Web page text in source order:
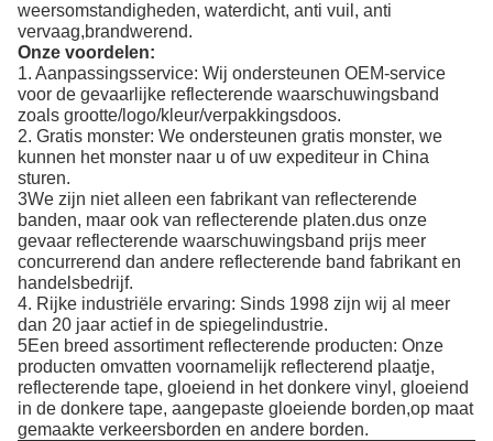
weersomstandigheden, waterdicht, anti vuil, anti
vervaag,brandwerend.
Onze voordelen:
1. Aanpassingsservice: Wij ondersteunen OEM-service
voor de gevaarlijke reflecterende waarschuwingsband
zoals grootte/logo/kleur/verpakkingsdoos.
2. Gratis monster: We ondersteunen gratis monster, we
kunnen het monster naar u of uw expediteur in China
sturen.
3We zijn niet alleen een fabrikant van reflecterende
banden, maar ook van reflecterende platen.dus onze
gevaar reflecterende waarschuwingsband prijs meer
concurrerend dan andere reflecterende band fabrikant en
handelsbedrijf.
4. Rijke industriële ervaring: Sinds 1998 zijn wij al meer
dan 20 jaar actief in de spiegelindustrie.
5Een breed assortiment reflecterende producten: Onze
producten omvatten voornamelijk reflecterend plaatje,
reflecterende tape, gloeiend in het donkere vinyl, gloeiend
in de donkere tape, aangepaste gloeiende borden,op maat
gemaakte verkeersborden en andere borden.